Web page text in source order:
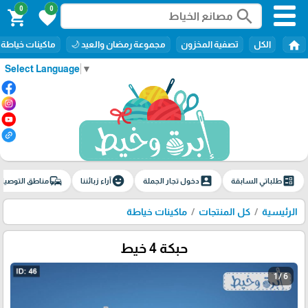
Select Language ▼
search
0
favorite
0
shopping_cart
home الكل تصفية المخزون مجموعة رمضان والعيد 🌙 ماكينات خياطة
ballotطلباتي السابقة account_boxدخول تجار الجملة emoji_emotionsآراء زبائننا commuteمناطق
الرئيسية كل المنتجات ماكينات خياطة
حبكة 4 خيط
1 / 6